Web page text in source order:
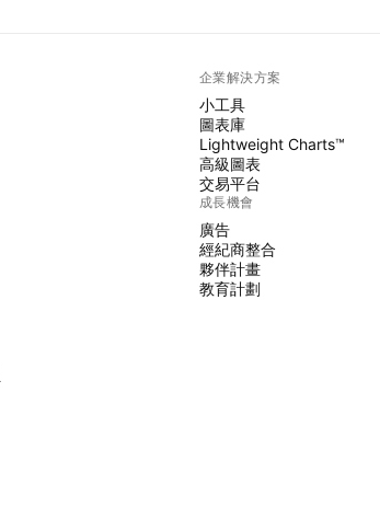
企業解決方案
小工具
圖表庫
Lightweight Charts™
高級圖表
交易平台
成長機會
廣告
經紀商整合
夥伴計畫
教育計劃